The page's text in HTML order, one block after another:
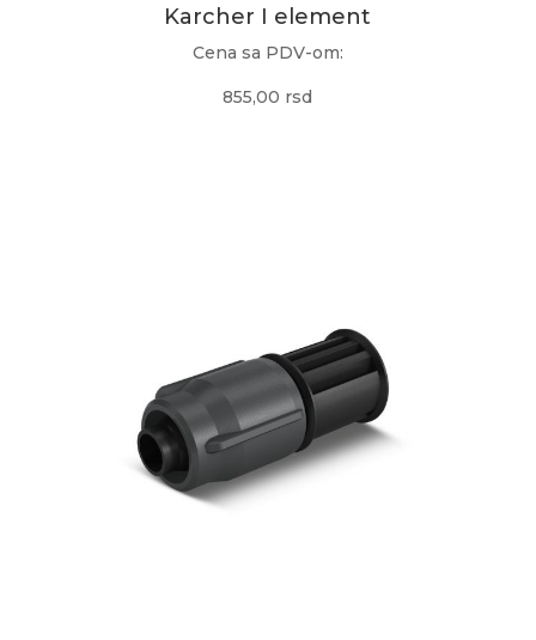
Karcher I element
Cena sa PDV-om:
855,00 rsd